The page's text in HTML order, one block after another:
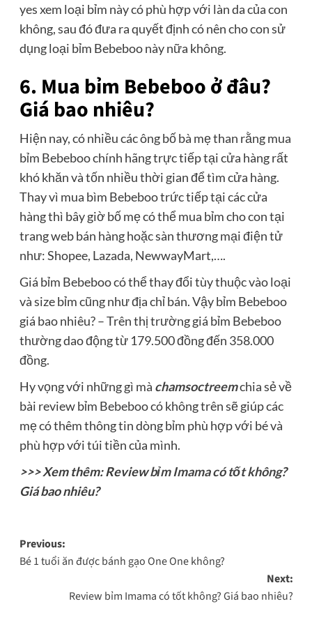
yes xem loại bỉm này có phù hợp với làn da của con
không, sau đó đưa ra quyết định có nên cho con sử
dụng loại bỉm Bebeboo này nữa không.
6. Mua bỉm Bebeboo ở đâu?
Giá bao nhiêu?
Hiện nay, có nhiều các ông bố bà mẹ than rằng mua
bỉm Bebeboo chính hãng trực tiếp tại cửa hàng rất
khó khăn và tốn nhiều thời gian để tìm cửa hàng.
Thay vì mua bìm Bebeboo trức tiếp tại các cửa
hàng thì bây giờ bố mẹ có thể mua bỉm cho con tại
trang web bán hàng hoặc sàn thương mại điện tử
như: Shopee, Lazada, NewwayMart,….
Giá bỉm Bebeboo có thể thay đổi tùy thuộc vào loại
và size bỉm cũng như địa chỉ bán. Vậy bỉm Bebeboo
giá bao nhiêu? – Trên thị trường giá bỉm Bebeboo
thường dao động từ 179.500 đồng đến 358.000
đồng.
Hy vọng với những gì mà chamsoctreemchia sẻ về
bài review bỉm Bebeboo có không trên sẽ giúp các
mẹ có thêm thông tin dòng bỉm phù hợp với bé và
phù hợp với túi tiền của mình.
>>> Xem thêm: Reviewbỉm Imama có tốt không?
Giá bao nhiêu?
Post
navigation
Previous:
Bé 1 tuổi ăn được bánh gạo One One không?
Next:
Review bỉm Imama có tốt không? Giá bao nhiêu?